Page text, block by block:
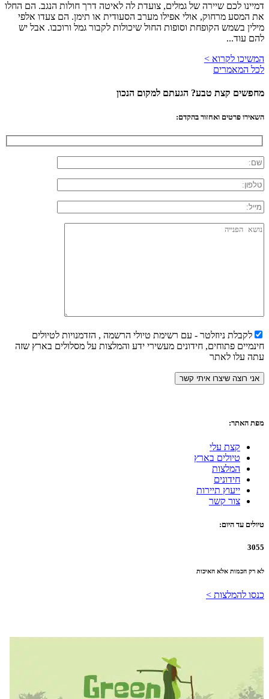
דמיינו לכם שיירה של גמלים, צועדת לה לאיטה דרך חולות הנגב. הם החלו
את המסע מרחוק, אולי אפילו מערב הסעודית או תימן. הם צעדו אלפי
מילין בשמש הקופחת וסופות החול שיכולות לקבור גמל ורוכבו. אבל יש
להם עוד...
המשיכו לקרוא >
לכל המאמרים
מחפשים קצת טבע? הגעתם למקום הנכון
השאירו פרטים ואחזור בהקדם:
לקבלת ניוזלטר - עם רשימת טיולי הרשמה , הזדמנויות לטיולים
חינמיים פתוחים, חידונים מעשירי ידע והמלצות על מסלולים בארץ שזה
עתה עלו לאתר
מפת האתר:
קצת עלי
טיולים בארץ
המלצות
חידונים
ייעוץ תיירות
צור קשר
טיולים עד היום:
3055
לא רק הכמות אלא האיכות
כנסו להמלצות >